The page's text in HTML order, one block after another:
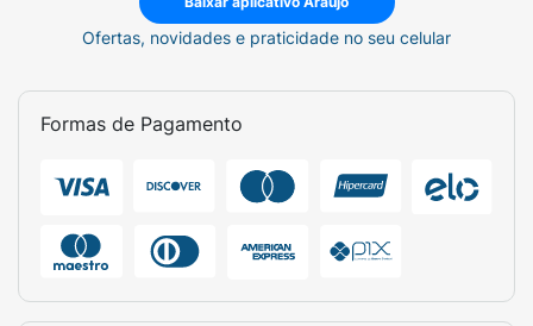
Ofertas, novidades e praticidade no seu celular
Formas de Pagamento